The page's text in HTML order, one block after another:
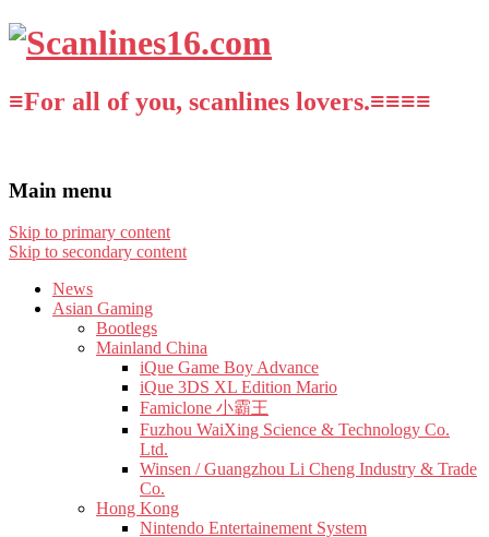
≡For all of you, scanlines lovers.≡≡≡≡
Main menu
Skip to primary content
Skip to secondary content
News
Asian Gaming
Bootlegs
Mainland China
iQue Game Boy Advance
iQue 3DS XL Edition Mario
Famiclone 小霸王
Fuzhou WaiXing Science & Technology Co.
Ltd.
Winsen / Guangzhou Li Cheng Industry & Trade
Co.
Hong Kong
Nintendo Entertainement System